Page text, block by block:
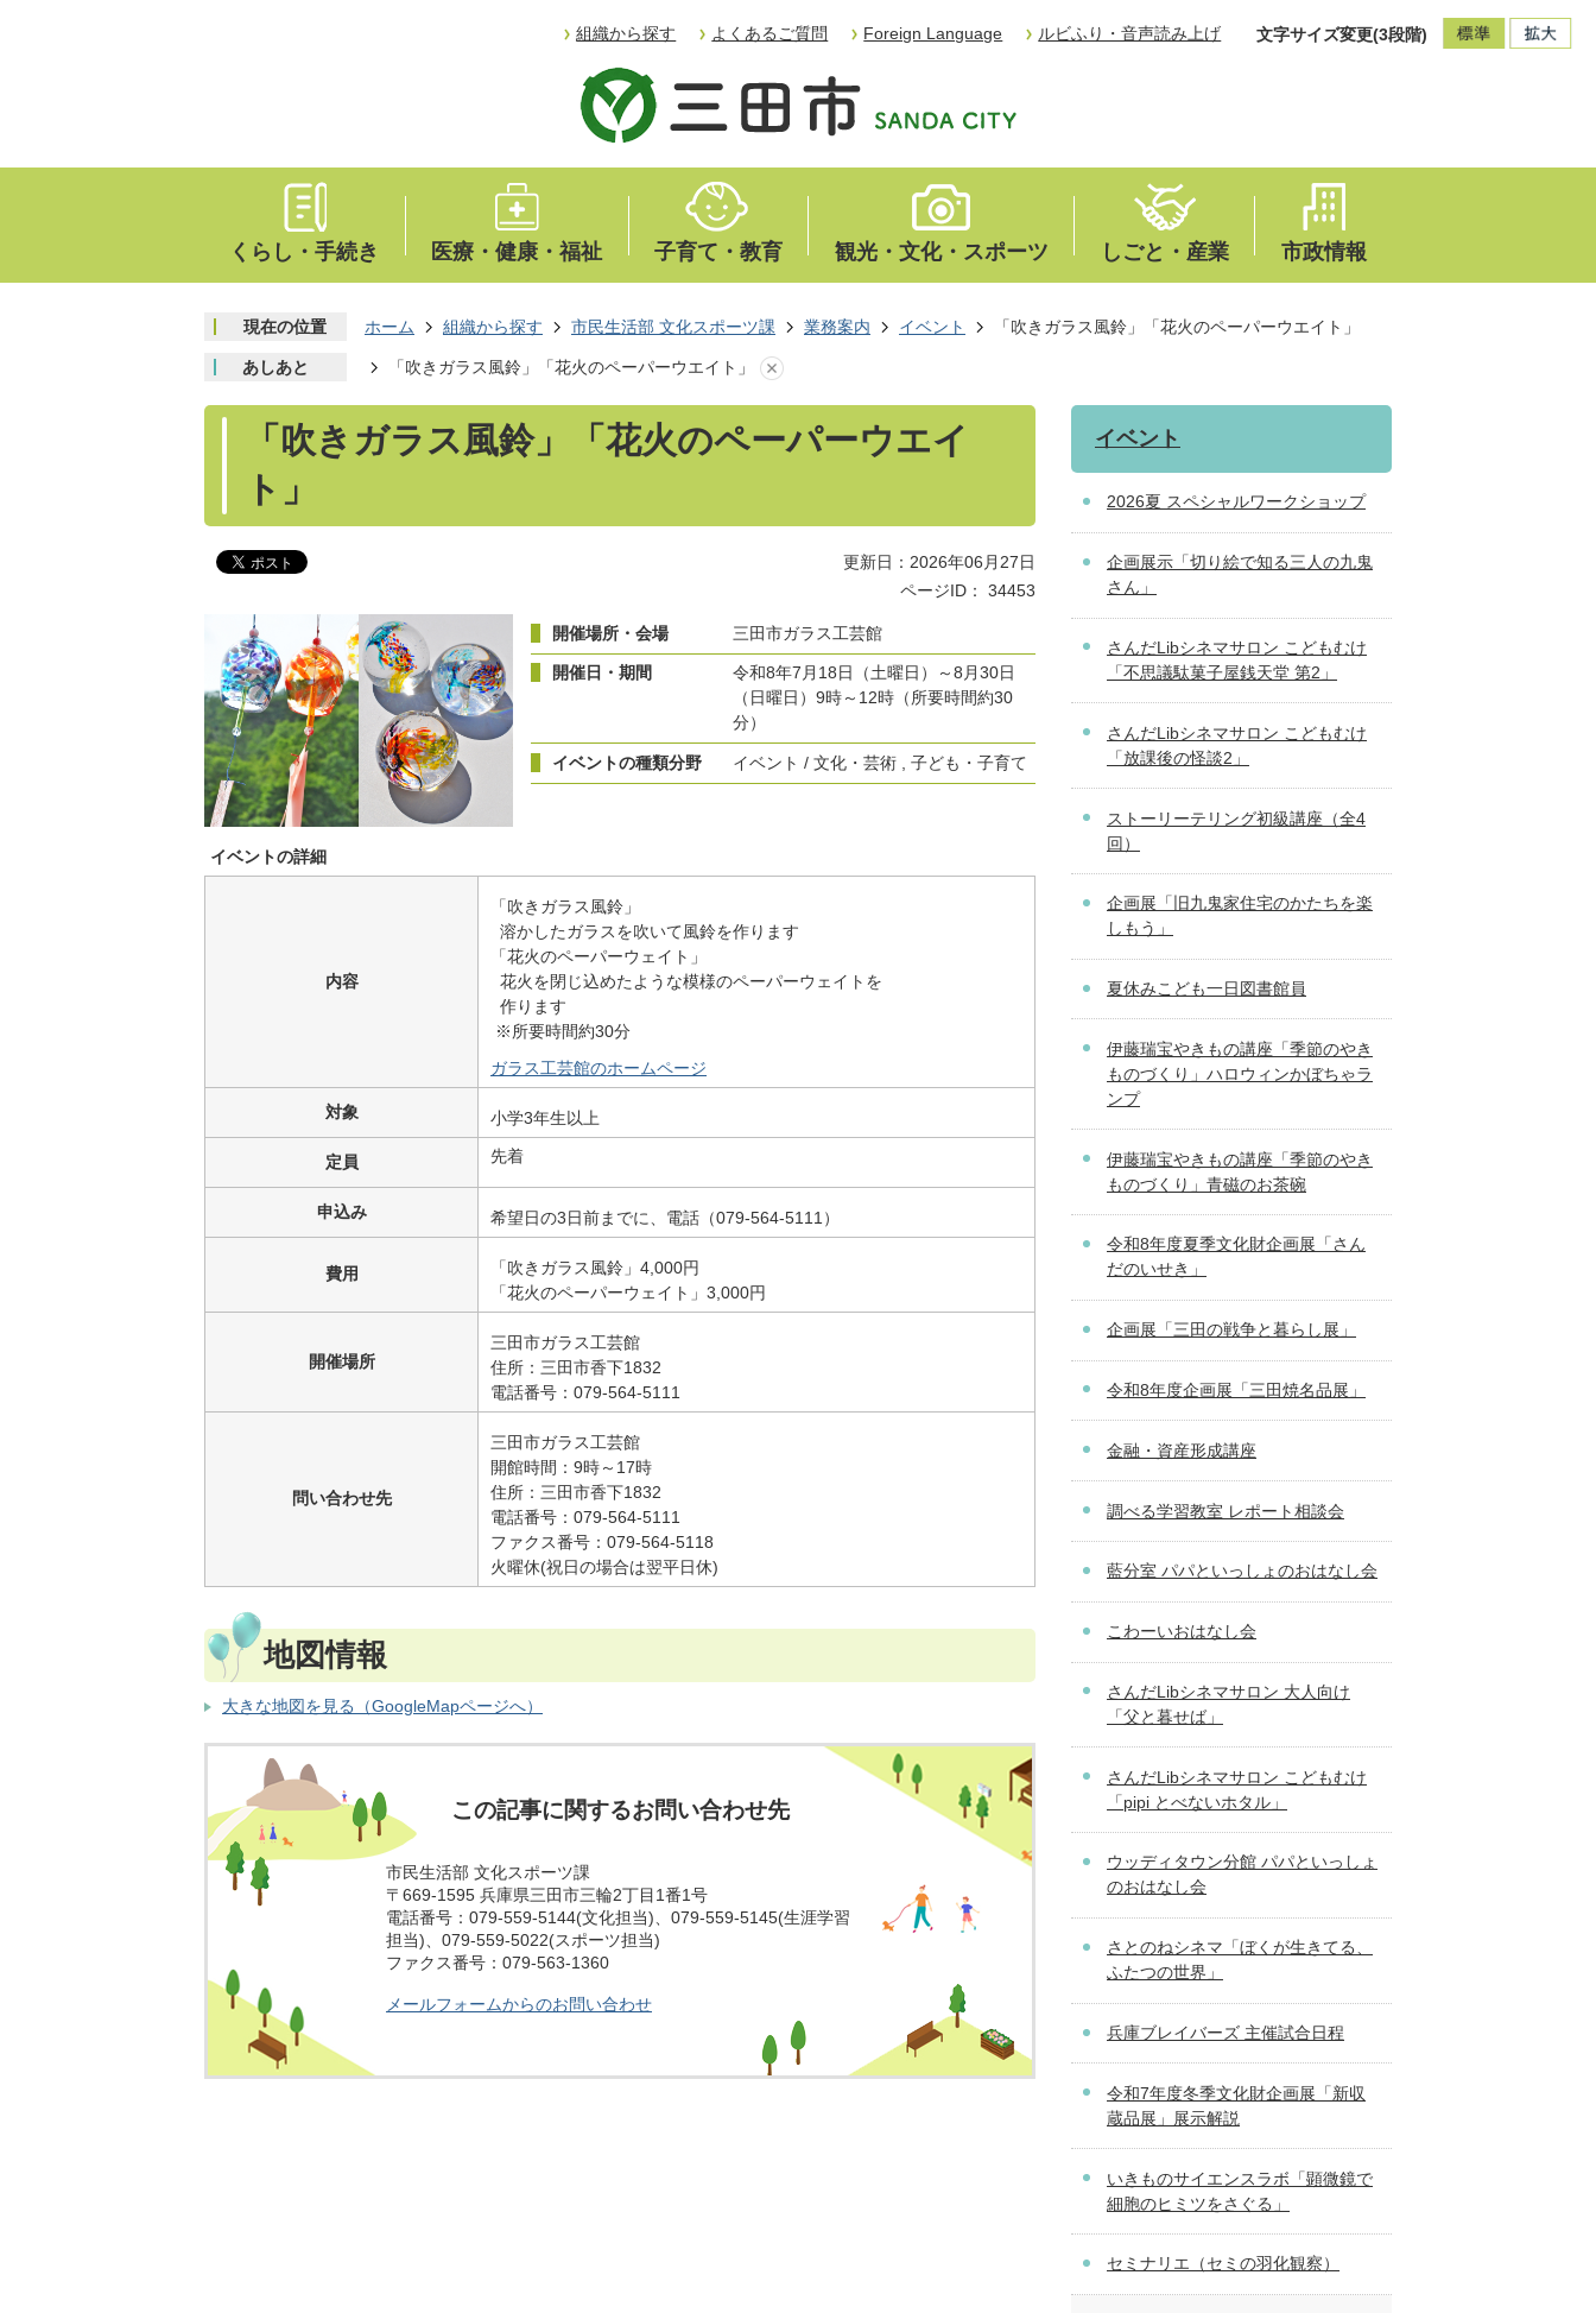
組織から探す よくあるご質問 Foreign Language ルビふり・音声読み上げ 文字サイズ変更(3段階)
くらし・手続き 医療・健康・福祉 子育て・教育 観光・文化・スポーツ しごと・産業 市政情報
現在の位置 ホーム 組織から探す 市民生活部 文化スポーツ課 業務案内 イベント 「吹きガラス風鈴」「花火のペーパーウエイト」
あしあと 「吹きガラス風鈴」「花火のペーパーウエイト」
「吹きガラス風鈴」「花火のペーパーウエイ
ト」
更新日：2026年06月27日
ページID：
34453
開催場所・会場 三田市ガラス工芸館
開催日・期間
令和8年7月18日（土曜日）～8月30日
（日曜日）9時～12時（所要時間約30
分）
イベントの種類分野 イベント / 文化・芸術 , 子ども・子育て
イベントの詳細
内容
「吹きガラス風鈴」
溶かしたガラスを吹いて風鈴を作ります
「花火のペーパーウェイト」
花火を閉じ込めたような模様のペーパーウェイトを
作ります
※所要時間約30分
ガラス工芸館のホームページ
対象 小学3年生以上
定員 先着
申込み 希望日の3日前までに、電話（079‐564-5111）
費用
「吹きガラス風鈴」4,000円
「花火のペーパーウェイト」3,000円
開催場所
三田市ガラス工芸館
住所：三田市香下1832
電話番号：079‐564‐5111
問い合わせ先
三田市ガラス工芸館
開館時間：9時～17時
住所：三田市香下1832
電話番号：079‐564‐5111
ファクス番号：079-564-5118
火曜休(祝日の場合は翌平日休)
地図情報
大きな地図を見る（GoogleMapページへ）
この記事に関するお問い合わせ先
市民生活部 文化スポーツ課
〒669-1595 兵庫県三田市三輪2丁目1番1号
電話番号：079-559-5144(文化担当)、079-559-5145(生涯学習
担当)、079-559-5022(スポーツ担当)
ファクス番号：079-563-1360
メールフォームからのお問い合わせ
イベント
2026夏 スペシャルワークショップ
企画展示「切り絵で知る三人の九鬼
さん」
さんだLibシネマサロン こどもむけ
「不思議駄菓子屋銭天堂 第2」
さんだLibシネマサロン こどもむけ
「放課後の怪談2」
ストーリーテリング初級講座（全4
回）
企画展「旧九鬼家住宅のかたちを楽
しもう」
夏休みこども一日図書館員
伊藤瑞宝やきもの講座「季節のやき
ものづくり」ハロウィンかぼちゃラ
ンプ
伊藤瑞宝やきもの講座「季節のやき
ものづくり」青磁のお茶碗
令和8年度夏季文化財企画展「さん
だのいせき」
企画展「三田の戦争と暮らし展」
令和8年度企画展「三田焼名品展」
金融・資産形成講座
調べる学習教室 レポート相談会
藍分室 パパといっしょのおはなし会
こわーいおはなし会
さんだLibシネマサロン 大人向け
「父と暮せば」
さんだLibシネマサロン こどもむけ
「pipi とべないホタル」
ウッディタウン分館 パパといっしょ
のおはなし会
さとのねシネマ「ぼくが生きてる、
ふたつの世界」
兵庫ブレイバーズ 主催試合日程
令和7年度冬季文化財企画展「新収
蔵品展」展示解説
いきものサイエンスラボ「顕微鏡で
細胞のヒミツをさぐる」
セミナリエ（セミの羽化観察）